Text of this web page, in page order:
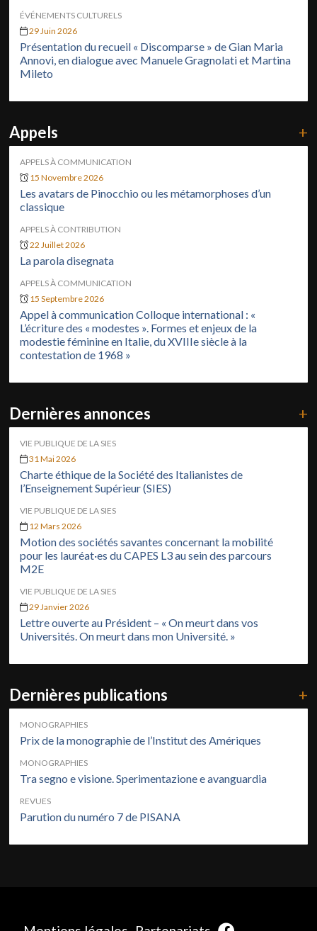
ÉVÉNEMENTS CULTURELS
29 Juin 2026
Présentation du recueil « Discomparse » de Gian Maria
Annovi, en dialogue avec Manuele Gragnolati et Martina
Mileto
Appels +
APPELS À COMMUNICATION
15 Novembre 2026
Les avatars de Pinocchio ou les métamorphoses d’un
classique
APPELS À CONTRIBUTION
22 Juillet 2026
La parola disegnata
APPELS À COMMUNICATION
15 Septembre 2026
Appel à communication Colloque international : «
L’écriture des « modestes ». Formes et enjeux de la
modestie féminine en Italie, du XVIIIe siècle à la
contestation de 1968 »
Dernières annonces +
VIE PUBLIQUE DE LA SIES
31 Mai 2026
Charte éthique de la Société des Italianistes de
l’Enseignement Supérieur (SIES)
VIE PUBLIQUE DE LA SIES
12 Mars 2026
Motion des sociétés savantes concernant la mobilité
pour les lauréat·es du CAPES L3 au sein des parcours
M2E
VIE PUBLIQUE DE LA SIES
29 Janvier 2026
Lettre ouverte au Président – « On meurt dans vos
Universités. On meurt dans mon Université. »
Dernières publications +
MONOGRAPHIES
Prix de la monographie de l’Institut des Amériques
MONOGRAPHIES
Tra segno e visione. Sperimentazione e avanguardia
REVUES
Parution du numéro 7 de PISANA